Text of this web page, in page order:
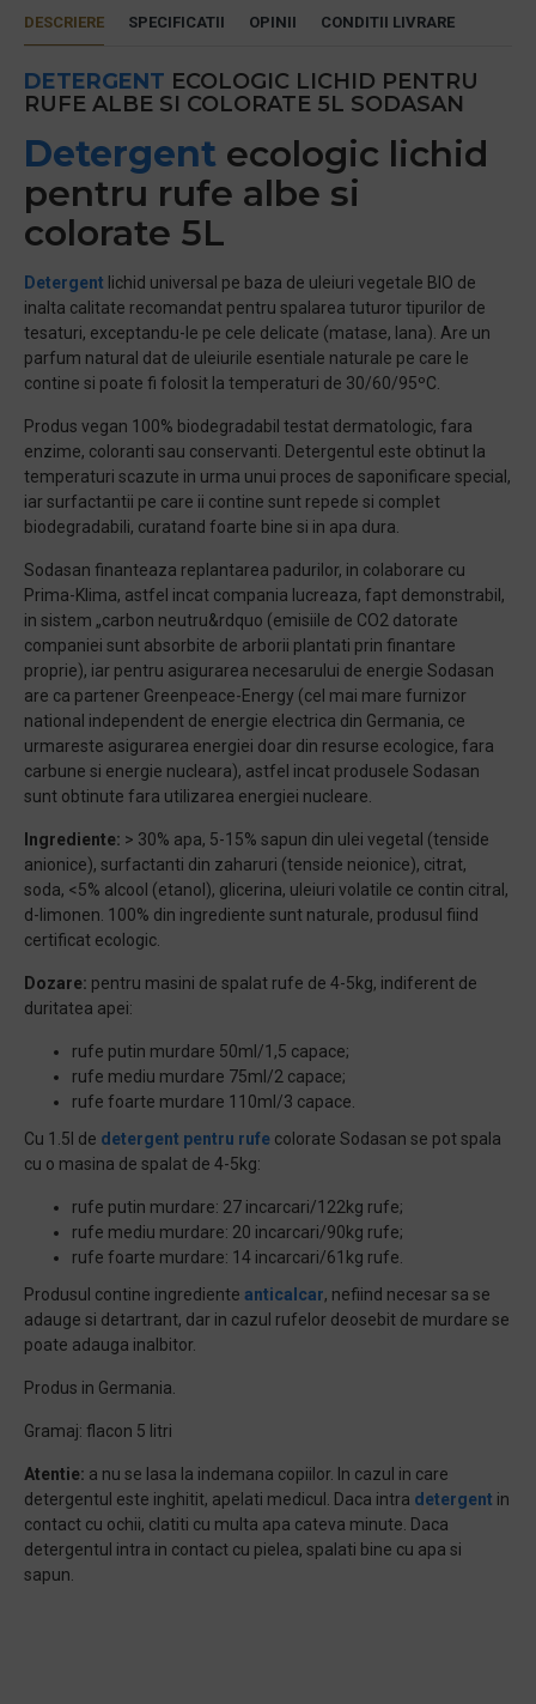
DESCRIERE SPECIFICATII OPINII CONDITII LIVRARE
DETERGENT ECOLOGIC LICHID PENTRU
RUFE ALBE SI COLORATE 5L SODASAN
Detergent ecologic lichid
pentru rufe albe si
colorate 5L
Detergent lichid universal pe baza de uleiuri vegetale BIO de
inalta calitate recomandat pentru spalarea tuturor tipurilor de
tesaturi, exceptandu-le pe cele delicate (matase, lana). Are un
parfum natural dat de uleiurile esentiale naturale pe care le
contine si poate fi folosit la temperaturi de 30/60/95ºC.
Produs vegan 100% biodegradabil testat dermatologic, fara
enzime, coloranti sau conservanti. Detergentul este obtinut la
temperaturi scazute in urma unui proces de saponificare special,
iar surfactantii pe care ii contine sunt repede si complet
biodegradabili, curatand foarte bine si in apa dura.
Sodasan finanteaza replantarea padurilor, in colaborare cu
Prima-Klima, astfel incat compania lucreaza, fapt demonstrabil,
in sistem „carbon neutru&rdquo (emisiile de CO2 datorate
companiei sunt absorbite de arborii plantati prin finantare
proprie), iar pentru asigurarea necesarului de energie Sodasan
are ca partener Greenpeace-Energy (cel mai mare furnizor
national independent de energie electrica din Germania, ce
urmareste asigurarea energiei doar din resurse ecologice, fara
carbune si energie nucleara), astfel incat produsele Sodasan
sunt obtinute fara utilizarea energiei nucleare.
Ingrediente: > 30% apa, 5-15% sapun din ulei vegetal (tenside
anionice), surfactanti din zaharuri (tenside neionice), citrat,
soda, <5% alcool (etanol), glicerina, uleiuri volatile ce contin citral,
d-limonen. 100% din ingrediente sunt naturale, produsul fiind
certificat ecologic.
Dozare: pentru masini de spalat rufe de 4-5kg, indiferent de
duritatea apei:
rufe putin murdare 50ml/1,5 capace;
rufe mediu murdare 75ml/2 capace;
rufe foarte murdare 110ml/3 capace.
Cu 1.5l de detergent pentru rufe colorate Sodasan se pot spala
cu o masina de spalat de 4-5kg:
rufe putin murdare: 27 incarcari/122kg rufe;
rufe mediu murdare: 20 incarcari/90kg rufe;
rufe foarte murdare: 14 incarcari/61kg rufe.
Produsul contine ingrediente anticalcar, nefiind necesar sa se
adauge si detartrant, dar in cazul rufelor deosebit de murdare se
poate adauga inalbitor.
Produs in Germania.
Gramaj: flacon 5 litri
Atentie: a nu se lasa la indemana copiilor. In cazul in care
detergentul este inghitit, apelati medicul. Daca intra detergent in
contact cu ochii, clatiti cu multa apa cateva minute. Daca
detergentul intra in contact cu pielea, spalati bine cu apa si
sapun.